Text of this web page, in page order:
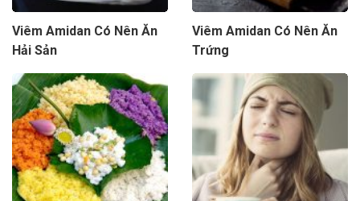
Viêm Amidan Có Nên Ăn
Hải Sản
Viêm Amidan Có Nên Ăn
Trứng